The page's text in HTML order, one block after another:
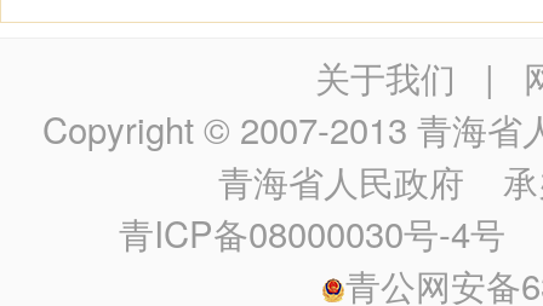
关于我们 |
Copyright © 2007-2013 青海省
青海省人民政府 承
青ICP备08000030号-4号
青公网安备